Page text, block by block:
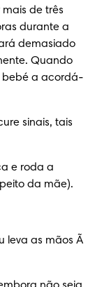
de três
durante a
demasiado
Quando
bebé a acordá-
sinais, tais
e roda a
da mãe).
leva as mãos Ã